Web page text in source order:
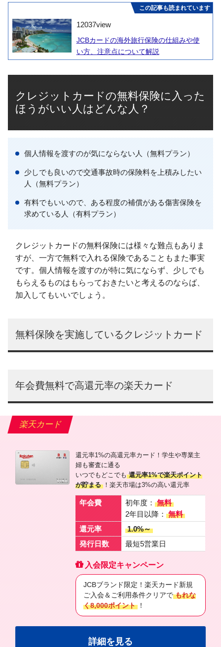
この記事も読まれています
12037view
JCBカードの海外旅行保険の仕組みや使
い方、注意点について解説
クレジットカードの無料保険に入った
ほうがいい人はどんな人？
個人情報を渡すのが気にならない人（無料プラン）
少しでも良いので交通事故時の保険料を上積みしたい
人（無料プラン）
有料でもいいので、ある程度の補償がある傷害保険を
求めている人（有料プラン）
クレジットカードの無料保険には様々な難点もありま
すが、一方で無料で入れる保険であることもまた事実
です。個人情報を渡すのが特に気にならず、少しでも
もらえるものはもらっておきたいと考えるのならば、
加入してもいいでしょう。
無料保険を実施しているクレジットカード
年会費無料で高還元率の楽天カード
楽天カード
還元率1%の高還元率カード！学生や専業主
婦も審査に通る
いつでもどこでも 還元率1%で楽天ポイント
が貯まる ！楽天市場は3%の高い還元率
年会費 初年度： 無料
2年目以降： 無料
還元率
1.0%～
発行日数
最短5営業日
入会限定キャンペーン
JCBブランド限定！楽天カード新規
ご入会＆ご利用条件クリアで もれな
く8,000ポイント ！
詳細を見る